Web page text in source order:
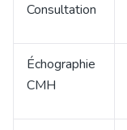
Consultation
Échographie
CMH